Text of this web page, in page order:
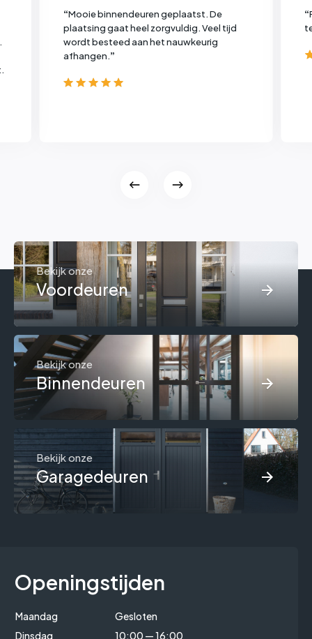
“Mooie binnendeuren geplaatst. De
plaatsing gaat heel zorgvuldig. Veel tijd
wordt besteed aan het nauwkeurig
afhangen.”
“
Bekijk onze
Voordeuren
Bekijk onze
Binnendeuren
Bekijk onze
Garagedeuren
Openingstijden
Maandag
Gesloten
Dinsdag
10:00 — 16:00